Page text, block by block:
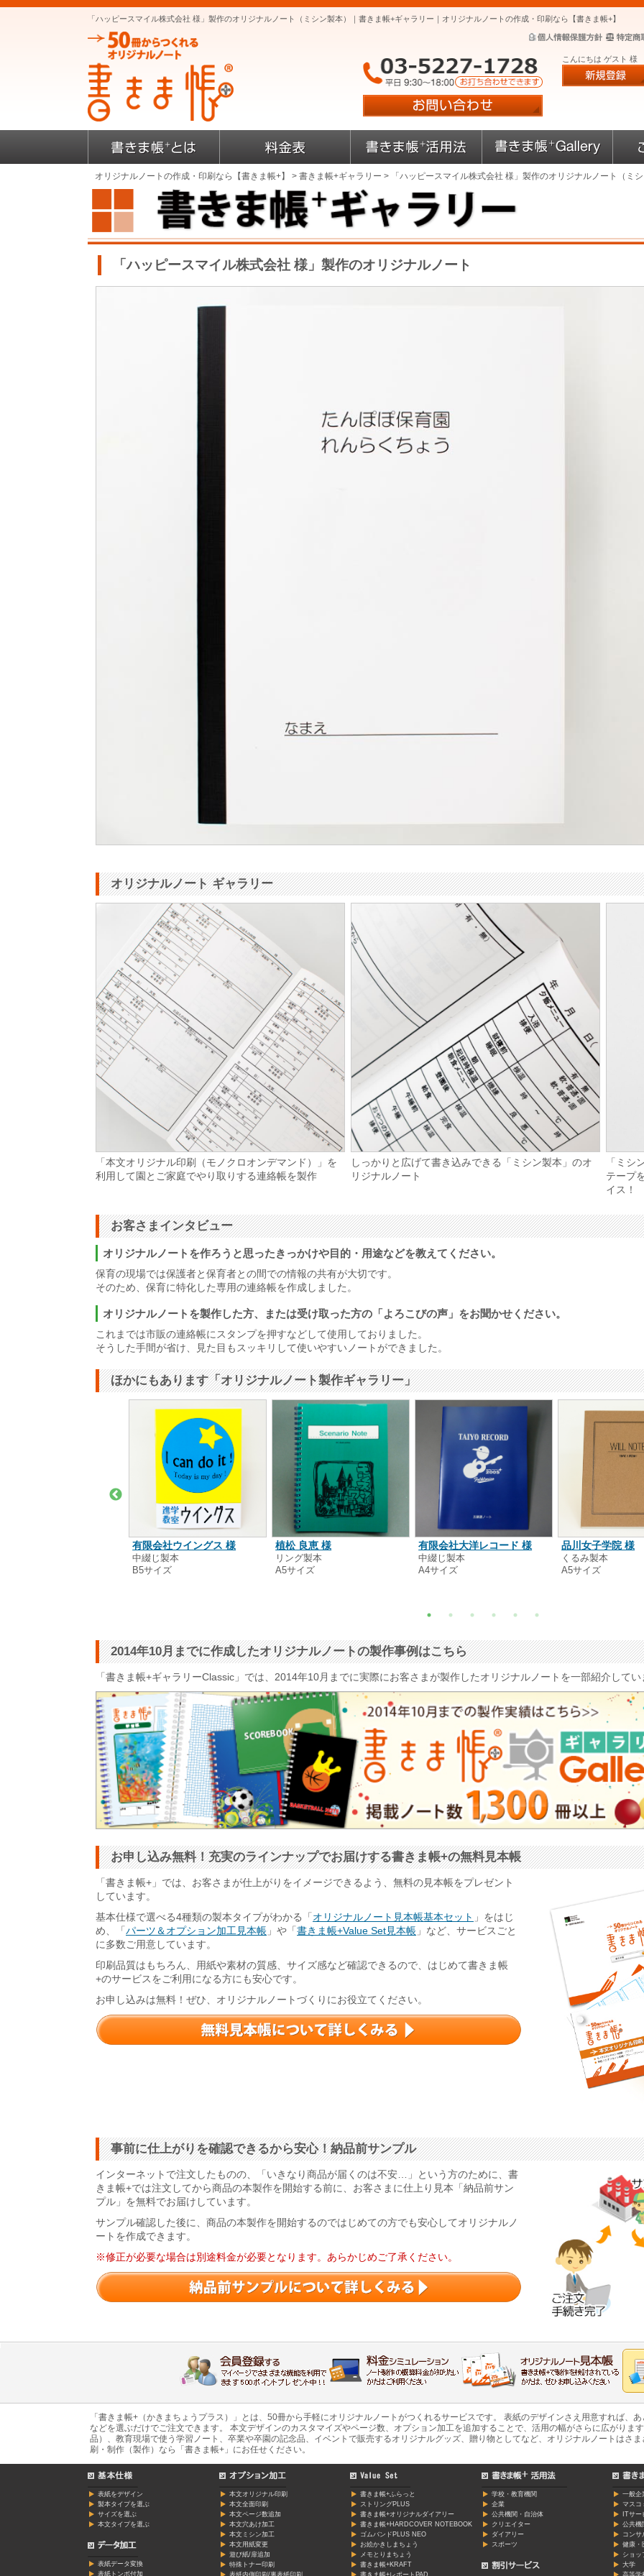
「ハッピースマイル株式会社 様」製作のオリジナルノート（ミシン製本）｜書きま帳+ギャラリー｜オリジナルノートの作成・印刷なら【書きま帳+】
こんにちは ゲスト 様
オリジナルノートの作成・印刷なら【書きま帳+】 > 書きま帳+ギャラリー > 「ハッピースマイル株式会社 様」製作のオリジナルノート（ミ
「ハッピースマイル株式会社 様」製作のオリジナルノート
オリジナルノート ギャラリー
「本文オリジナル印刷（モノクロオンデマンド）」を
利用して園とご家庭でやり取りする連絡帳を製作
しっかりと広げて書き込みできる「ミシン製本」のオ
リジナルノート
「ミシ
テープ
イス！
お客さまインタビュー
オリジナルノートを作ろうと思ったきっかけや目的・用途などを教えてください。
保育の現場では保護者と保育者との間での情報の共有が大切です。
そのため、保育に特化した専用の連絡帳を作成しました。
オリジナルノートを製作した方、または受け取った方の「よろこびの声」をお聞かせください。
これまでは市販の連絡帳にスタンプを押すなどして使用しておりました。
そうした手間が省け、見た目もスッキリして使いやすいノートができました。
ほかにもあります「オリジナルノート製作ギャラリー」
有限会社ウイングス 様
中綴じ製本
B5サイズ
植松 良恵 様
リング製本
A5サイズ
有限会社大洋レコード 様
中綴じ製本
A4サイズ
品川女子学院 様
くるみ製本
A5サイズ
2014年10月までに作成したオリジナルノートの製作事例はこちら
「書きま帳+ギャラリーClassic」では、2014年10月までに実際にお客さまが製作したオリジナルノートを一部紹介してい
お申し込み無料！充実のラインナップでお届けする書きま帳+の無料見本帳
「書きま帳+」では、お客さまが仕上がりをイメージできるよう、無料の見本帳をプレゼント
しています。
基本仕様で選べる4種類の製本タイプがわかる「 オリジナルノート見本帳基本セット 」をはじ
め、「 パーツ＆オプション加工見本帳 」や「 書きま帳+Value Set見本帳 」など、サービスごと
に多数ご用意しています。
印刷品質はもちろん、用紙や素材の質感、サイズ感など確認できるので、はじめて書きま帳
+のサービスをご利用になる方にも安心です。
お申し込みは無料！ぜひ、オリジナルノートづくりにお役立てください。
事前に仕上がりを確認できるから安心！納品前サンプル
インターネットで注文したものの、「いきなり商品が届くのは不安…」という方のために、書
きま帳+では注文してから商品の本製作を開始する前に、お客さまに仕上り見本「納品前サン
プル」を無料でお届けしています。
サンプル確認した後に、商品の本製作を開始するのではじめての方でも安心してオリジナルノ
ートを作成できます。
※修正が必要な場合は別途料金が必要となります。あらかじめご了承ください。
「書きま帳+（かきまちょうプラス）」とは、50冊から手軽にオリジナルノートがつくれるサービスです。 表紙のデザインさえ用意すれば、
などを選ぶだけでご注文できます。 本文デザインのカスタマイズやページ数、オプション加工を追加することで、活用の幅がさらに広がりま
品）、教育現場で使う学習ノート、卒業や卒園の記念品、イベントで販売するオリジナルグッズ、贈り物としてなど、オリジナルノートはさ
刷・制作（製作）なら「書きま帳+」にお任せください。
表紙をデザイン
製本タイプを選ぶ
サイズを選ぶ
本文タイプを選ぶ
表紙データ変換
表紙トンボ付加
本文オリジナル印刷
本文全面印刷
本文ページ数追加
本文穴あけ加工
本文ミシン加工
本文用紙変更
遊び紙/扉追加
特殊トナー印刷
書きま帳+ふらっと
ストリングPLUS
書きま帳+オリジナルダイアリー
書きま帳+HARDCOVER NOTEBOOK
ゴムバンドPLUS NEO
お絵かきしまちょう
メモとりまちょう
書きま帳+KRAFT
学校・教育機関
企業
公共機関・自治体
クリエイター
ダイアリー
スポーツ
一般企
マスコ
ITサ
公共機
コンサ
健康・
ショッ
大学